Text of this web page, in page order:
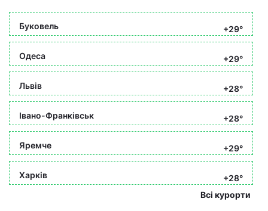
Буковель +29°
Одеса +29°
Львів +28°
Івано-Франківськ +28°
Яремче +29°
Харків
+28°
Всі курорти